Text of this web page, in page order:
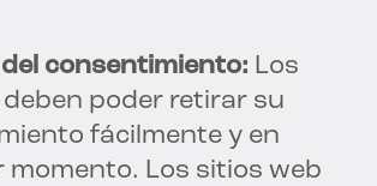
consentimiento: Los
poder retirar su
fácilmente y en
momento. Los sitios web